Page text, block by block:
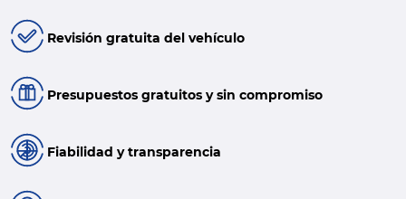
Revisión gratuita del vehículo
Presupuestos gratuitos y sin compromiso
Fiabilidad y transparencia